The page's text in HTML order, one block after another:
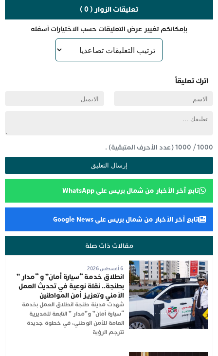
تعليقات الزوار ( 0 )
بإمكانكم تغيير عرض التعليقات حسب الاختيارات أسفله
اترك تعليقاً
1000
/
1000(عدد الأحرف المتبقية) .
تابع آخر الأخبار من شمال بريس على WhatsApp
تابع آخر الأخبار من شمال بريس على Google News
مقالات ذات صلة
6 أغسطس 2026
انطلاق خدمة “سيارة أمان” و “مدار ”
بطنجة.. نقلة نوعية في تحديث العمل
الأمني وتعزيز أمن المواطنين
شهدت مدينة طنجة انطلاق العمل بخدمة
“سيارة أمان” و”مدار ” التابعة للمديرية
العامة للأمن الوطني، في خطوة جديدة
تترجم الرؤية